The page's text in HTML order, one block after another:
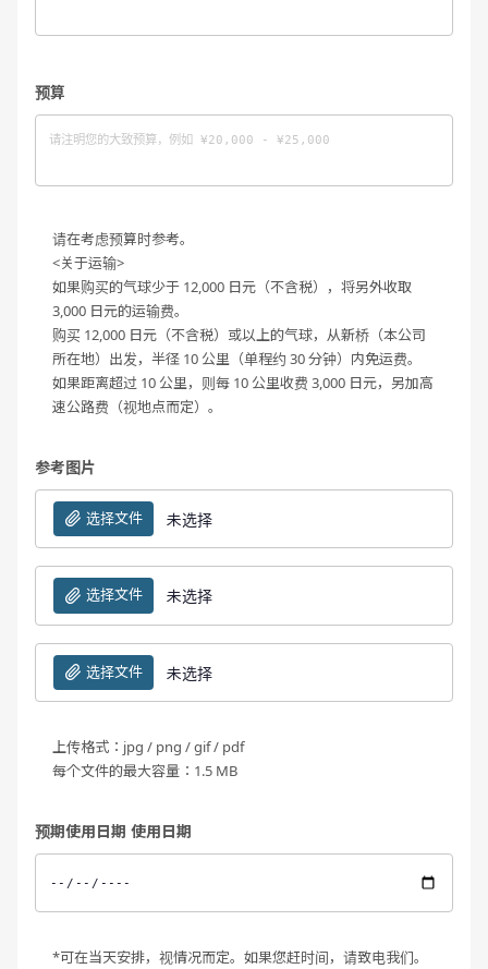
预算
请在考虑预算时参考。
<关于运输>
如果购买的气球少于 12,000 日元（不含税），将另外收取
3,000 日元的运输费。
购买 12,000 日元（不含税）或以上的气球，从新桥（本公司
所在地）出发，半径 10 公里（单程约 30 分钟）内免运费。
如果距离超过 10 公里，则每 10 公里收费 3,000 日元，另加高
速公路费（视地点而定）。
参考图片
选择文件 未选择
选择文件 未选择
选择文件 未选择
上传格式：jpg / png / gif / pdf
每个文件的最大容量：1.5 MB
预期使用日期 使用日期
*可在当天安排，视情况而定。如果您赶时间，请致电我们。